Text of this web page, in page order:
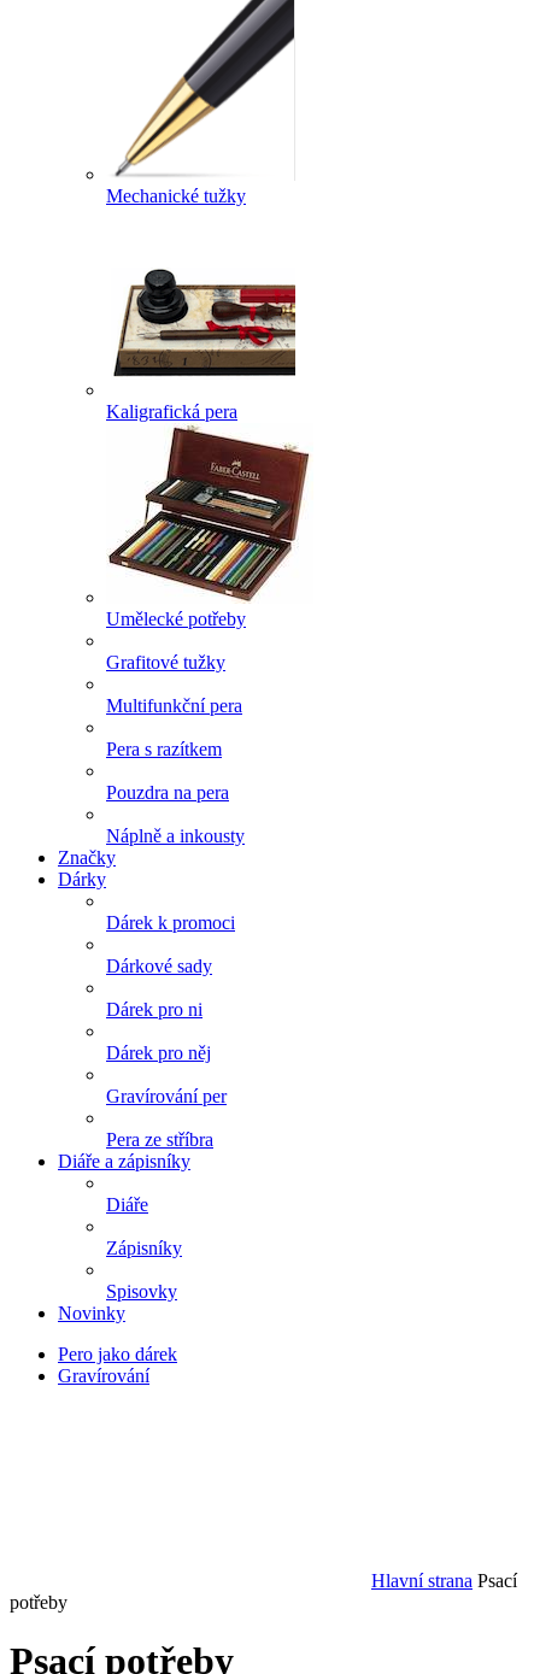
Mechanické tužky
Kaligrafická pera
Umělecké potřeby
Grafitové tužky
Multifunkční pera
Pera s razítkem
Pouzdra na pera
Náplně a inkousty
Značky
Dárky
Dárek k promoci
Dárkové sady
Dárek pro ni
Dárek pro něj
Gravírování per
Pera ze stříbra
Diáře a zápisníky
Diáře
Zápisníky
Spisovky
Novinky
Pero jako dárek
Gravírování
Hlavní strana Psací
potřeby
Psací potřeby